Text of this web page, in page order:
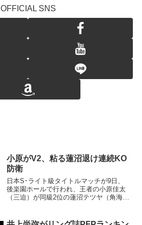
OFFICIAL SNS
小原がV2、粘る蓮沼退け連続KO
防衛
日本S･ライト級タイトルマッチが9日、
後楽園ホールで行われ、王者の小原佳太
（三迫）が同級2位の蓮沼テツヤ（角海老
動きがよかった。長いリーチを生かして